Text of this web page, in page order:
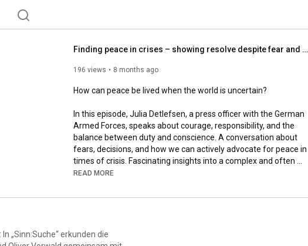
Finding peace in crises – showing resolve despite fear and doubt
196 views 8 months ago
How can peace be lived when the world is uncertain?
In this episode, Julia Detlefsen, a press officer with the German
Armed Forces, speaks about courage, responsibility, and the
balance between duty and conscience. A conversation about
fears, decisions, and how we can actively advocate for peace in
times of crisis. Fascinating insights into a complex and often
controversial topic.
00:00
01:00 – “I wanted an adventure” – Julia Detlefsen’s path to the
READ MORE
„Sinn:Suche“ erkunden die